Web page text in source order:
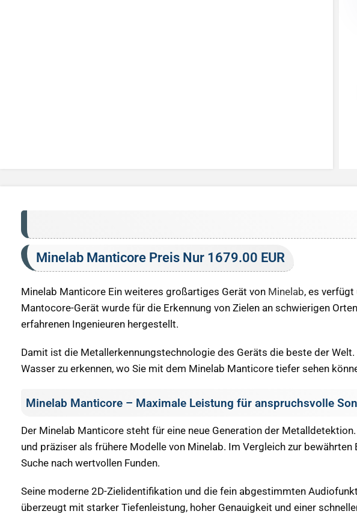
Minelab Manticore Preis Nur 1679.00 EUR
Minelab Manticore Ein weiteres großartiges Gerät von Minelab, es
Mantocore-Gerät wurde für die Erkennung von Zielen an schwierigen
erfahrenen Ingenieuren hergestellt.
Damit ist die Metallerkennungstechnologie des Geräts die beste der
Wasser zu erkennen, wo Sie mit dem Minelab Manticore tiefer sehen
Minelab Manticore – Maximale Leistung für anspruchsvolle
Der Minelab Manticore steht für eine neue Generation der
und präziser als frühere Modelle von Minelab. Im Vergleich zur
Suche nach wertvollen Funden.
Seine moderne 2D-Zielidentifikation und die fein abgestimmten
überzeugt mit starker Tiefenleistung, hoher Genauigkeit und einer